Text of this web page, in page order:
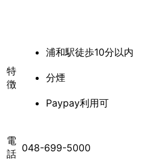
特
徴
浦和駅徒歩10分以内
分煙
Paypay利用可
電
話 048-699-5000